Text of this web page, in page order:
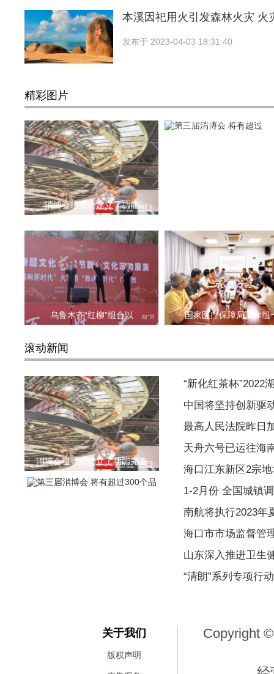
本溪因祀用火引发森林火灾 火
发布于 2023-04-03 18:31:40
精彩图片
消博会组委会建立了功能
第三届消博会 将有超
乌鲁木齐“红柳”组合以 国家医疗保障局工作组
滚动新闻
消博会组委会建立了功能完备
“新化红茶杯”2022
中国将坚持创新驱
最高人民法院昨日
天舟六号已运往海
海口江东新区2宗
1-2月份 全国城镇
南航将执行2023年
海口市市场监督管
山东深入推进卫生
“清朗”系列专项行
关于我们
版权声明
Copyright